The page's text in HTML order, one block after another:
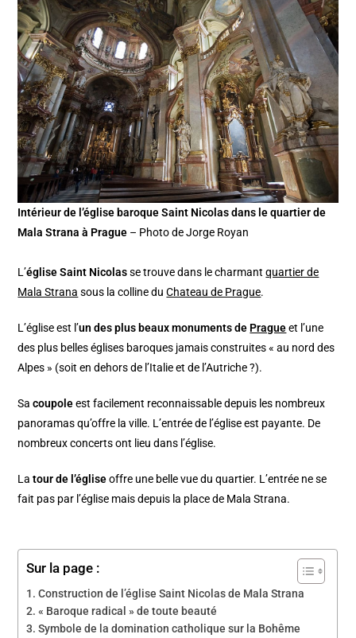
Intérieur de l’église baroque Saint Nicolas dans le quartier de
Mala Strana à Prague – Photo de Jorge Royan
L’église Saint Nicolasse trouve dans le charmantquartier de
Mala Strana sous la colline duChateau de Prague.
L’église est l’un des plus beaux monuments de Pragueet l’une
des plus belles églises baroques jamais construites « au nord des
Alpes » (soit en dehors de l’Italie et de l’Autriche ?).
Sacoupoleest facilement reconnaissable depuis les nombreux
panoramas qu’offre la ville. L’entrée de l’église est payante. De
nombreux concerts ont lieu dans l’église.
Latour de l’égliseoffre une belle vue du quartier. L’entrée ne se
fait pas par l’église mais depuis la place de Mala Strana.
Sur la page :
Construction de l’église Saint Nicolas de Mala Strana
« Baroque radical » de toute beauté
Symbole de la domination catholique sur la Bohême